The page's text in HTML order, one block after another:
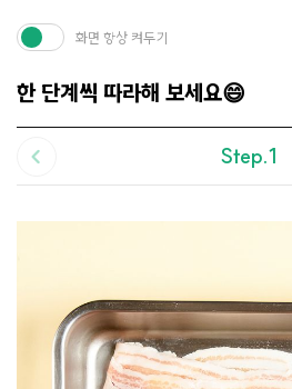
한 단계씩 따라해 보세요😄
화면 항상 켜두기
Step.1